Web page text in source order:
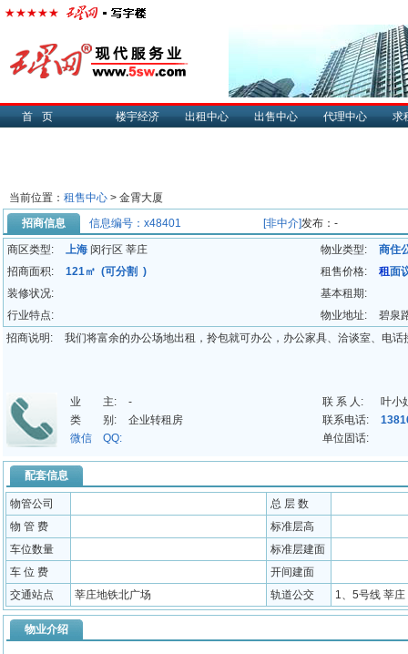
首页 楼宇经济 出租中心 出售中心 代理中心 求
当前位置： 租售中心 > 金霄大厦
招商信息
信息编号：x48401 [非中介]发布：-
商区类型: 上海 闵行区 莘庄 物业类型:
商住
招商面积:
121㎡ (可分割 ) 租售价格: 租面
装修状况:
基本租期:
行业特点:
物业地址:
碧泉
招商说明:
我们将富余的办公场地出租，拎包就可办公，办公家具、洽谈室、电
业 主: - 联 系 人:
叶小
类 别:
企业转租房 联系电话:
微信 QQ:
单位固话:
配套信息
物管公司
总 层 数
物 管 费
标准层高
车位数量
标准层建面
车 位 费
开间建面
交通站点
莘庄地铁北广场 轨道公交 1、5号线 莘
物业介绍